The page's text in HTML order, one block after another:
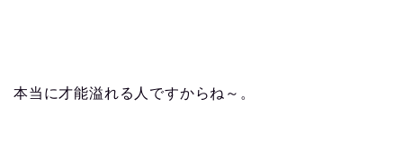
本当に才能溢れる人ですからね～。